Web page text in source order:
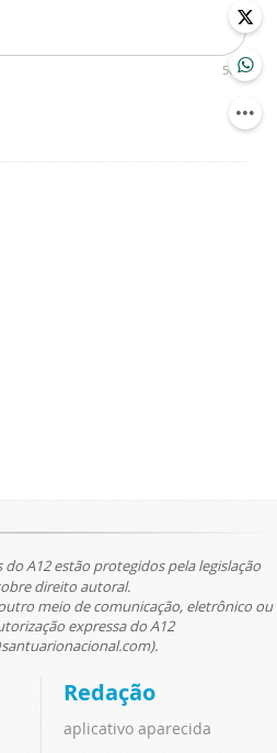
500
A12 estão protegidos pela legislação
direito autoral.
meio de comunicação, eletrônico ou
expressa do A12
Redação
aplicativo aparecida